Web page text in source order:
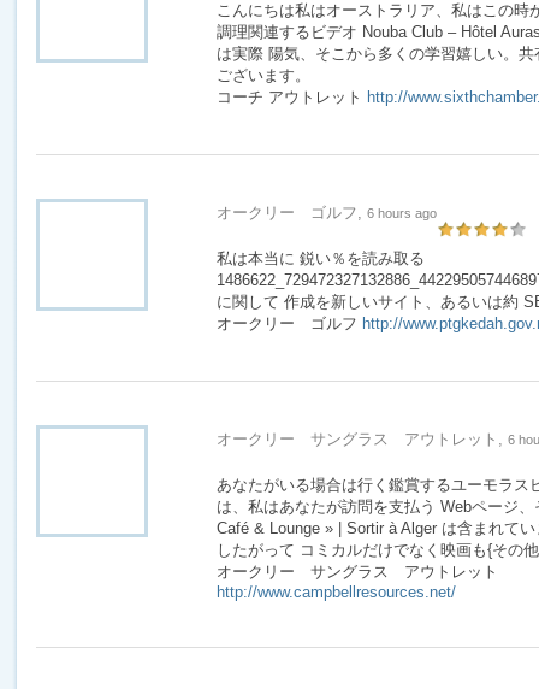
こんにちは私はオーストラリア、私はこの時
調理関連するビデオ Nouba Club – Hôtel
は実際 陽気、そこから多くの学習嬉しい。
ございます。
コーチ アウトレット http://
オークリー ゴルフ, 6 hours ago
私は本当に 鋭い％を読み取る
に関して 作成を新しいサイト、あるいは約
オークリー ゴルフ http://
オークリー サングラス アウトレット, 6
あなたがいる場合は行く鑑賞するユーモラス
は、私はあなたが訪問を支払う Webページ
Café & Lounge » | Sortir à Alger は含まれて
したがって コミカルだけでなく映画も{その
オークリー サングラス アウトレット
http://www.campbellresources.net/